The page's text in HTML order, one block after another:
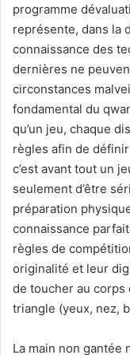
programme
représente, dans la
connaissance des
dernières ne
circonstances
fondamental du
qu’un jeu, chaque
règles afin de
c’est avant tout un
seulement d’être
préparation
connaissance
règles de
originalité et leur
de toucher au corps
triangle (yeux, nez,
La main non gantée